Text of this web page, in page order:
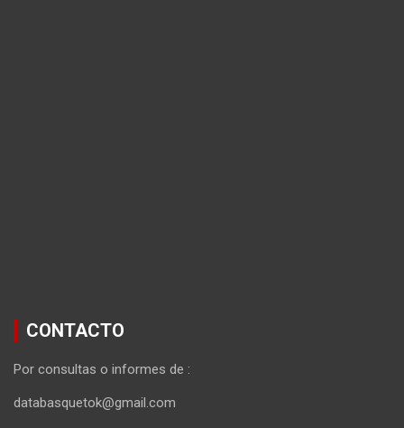
CONTACTO
Por consultas o informes de :
databasquetok@gmail.com